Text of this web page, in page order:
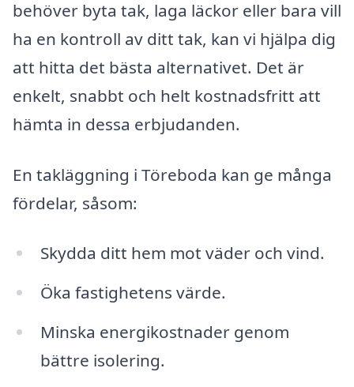
behöver byta tak, laga läckor eller bara vill
ha en kontroll av ditt tak, kan vi hjälpa dig
att hitta det bästa alternativet. Det är
enkelt, snabbt och helt kostnadsfritt att
hämta in dessa erbjudanden.
En takläggning i Töreboda kan ge många
fördelar, såsom:
Skydda ditt hem mot väder och vind.
Öka fastighetens värde.
Minska energikostnader genom
bättre isolering.